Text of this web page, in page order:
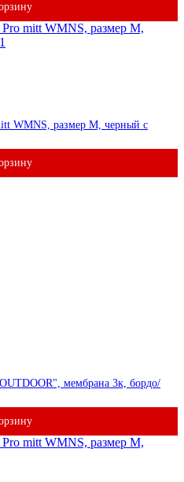
WMNS, размер M, черный c
мембрана 3к, бордо/